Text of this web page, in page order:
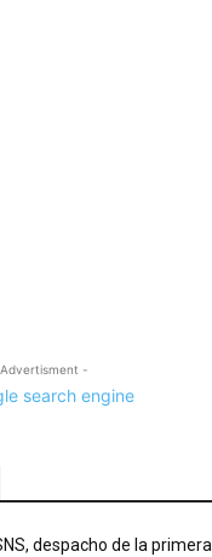
-
despacho de la primera